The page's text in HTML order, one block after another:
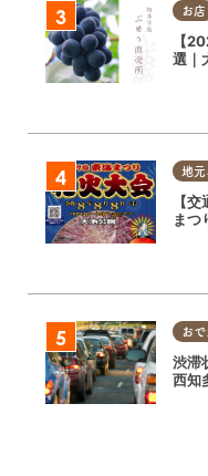
お店
【
選｜
地元
【
まつ
お
渋滞
西知